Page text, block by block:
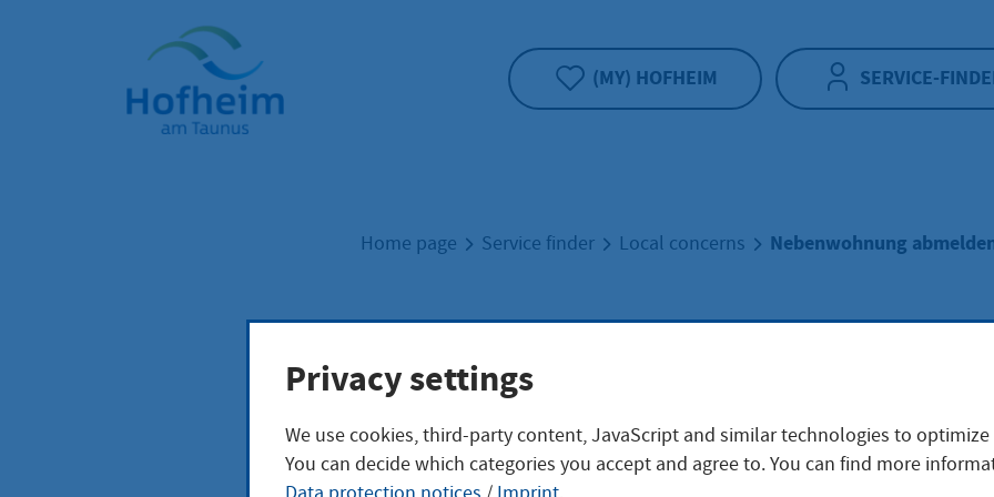
Home"
(MY) HOFHEIM SERVICE-
Home page Service finder Local concerns Nebenwohnung
Nebenwohnung
Sie wollen aus Ihrer Nebenwohnung ausziehen und keine andere
Privacy settings
We use cookies, third-party content, JavaScript and similar technologies to
You can decide which categories you accept and agree to. You can find more